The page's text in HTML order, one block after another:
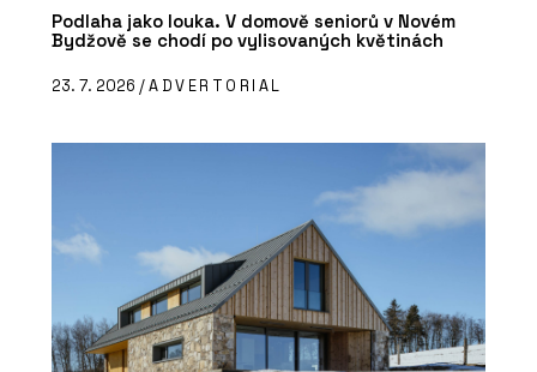
Podlaha jako louka. V domově seniorů v Novém
Bydžově se chodí po vylisovaných květinách
23. 7. 2026 /ADVERTORIAL